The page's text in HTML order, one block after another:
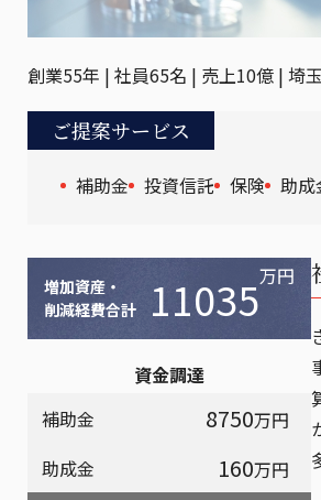
創業55年 | 社員65名 | 売上10億 | 埼
ご提案サービス
補助金 投資信託 保険 助成
増加資産・
削減経費合計
11035万円
資金調達
補助金
8750万円
助成金
160万円